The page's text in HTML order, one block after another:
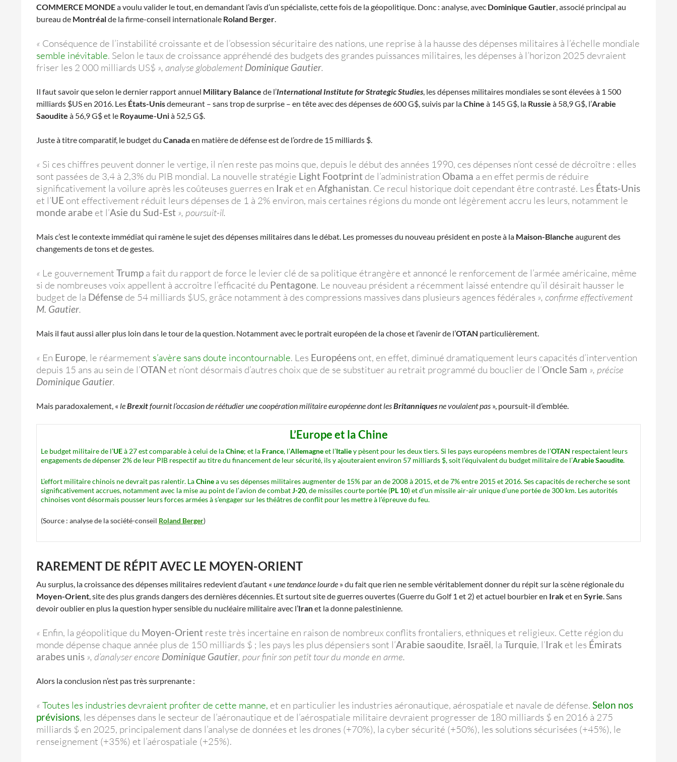
COMMERCE MONDEa voulu valider le tout, en demandant l’avis d’un spécialiste, cette fois de la géopolitique. Donc : analyse, avec Dominique Gautier, associé principal au
bureau de Montréalde la firme-conseil internationale Roland Berger.
« Conséquence de l’instabilité croissante et de l’obsession sécuritaire des nations, une reprise à la hausse des dépenses militaires à l’échelle mondiale
semble inévitable. Selon le taux de croissance appréhendé des budgets des grandes puissances militaires, les dépenses à l’horizon 2025 devraient
friser les 2 000 milliards US$ », analyse globalement Dominique Gautier.
Il faut savoir que selon le dernier rapport annuel Military Balance de l’International Institute for Strategic Studies, les dépenses militaires mondiales se sont élevées à 1 500
milliards $US en 2016. Les États-Unisdemeurant – sans trop de surprise – en tête avec des dépenses de 600 G$, suivis par laChine à 145 G$, la Russie à 58,9 G$, l’Arabie
Saoudite à 56,9 G$ et le Royaume-Unià 52,5 G$.
Juste à titre comparatif, le budget du Canadaen matière de défense est de l’ordre de 15 milliards $.
« Si ces chiffres peuvent donner le vertige, il n’en reste pas moins que, depuis le début des années 1990, ces dépenses n’ont cessé de décroître : elles
sont passées de 3,4 à 2,3% du PIB mondial. La nouvelle stratégie Light Footprint de l’administration Obama a en effet permis de réduire
significativement la voilure après les coûteuses guerres en Irak et en Afghanistan. Ce recul historique doit cependant être contrasté. Les États-Unis
et l’UE ont effectivement réduit leurs dépenses de 1 à 2% environ, mais certaines régions du monde ont légèrement accru les leurs, notamment le
monde arabe et l’Asie du Sud-Est », poursuit-il.
Mais c’est le contexte immédiat qui ramène le sujet des dépenses militaires dans le débat. Les promesses du nouveau président en poste à la Maison-Blanche augurent des
changements de tons et de gestes.
« Le gouvernement Trump a fait du rapport de force le levier clé de sa politique étrangère et annoncé le renforcement de l’armée américaine, même
si de nombreuses voix appellent à accroître l’efficacité du Pentagone. Le nouveau président a récemment laissé entendre qu’il désirait hausser le
budget de la Défense de 54 milliards $US, grâce notamment à des compressions massives dans plusieurs agences fédérales », confirme effectivement
M. Gautier.
Mais il faut aussi aller plus loin dans le tour de la question. Notamment avec le portrait européen de la chose et l’avenir de l’OTAN particulièrement.
« En Europe, le réarmement s’avère sans doute incontournable. Les Européens ont, en effet, diminué dramatiquement leurs capacités d’intervention
depuis 15 ans au sein de l’OTAN et n’ont désormais d’autres choix que de se substituer au retrait programmé du bouclier de l’Oncle Sam », précise
Dominique Gautier.
Mais paradoxalement, « leBrexitfournit l’occasion de réétudier une coopération militaire européenne dont lesBritanniquesne voulaient pas », poursuit-il d’emblée.
L’Europe et la Chine
Le budget militaire de l’UEà 27 est comparable à celui de laChine; et la France, l’Allemagneet l’Italiey pèsent pour les deux tiers. Si les pays européens membres de l’OTAN respectaient leurs
engagements de dépenser 2% de leur PIB respectif au titre du financement de leur sécurité, ils y ajouteraient environ 57 milliards $, soit l’équivalent du budget militaire de l’Arabie Saoudite.
L’effort militaire chinois ne devrait pas ralentir. LaChinea vu ses dépenses militaires augmenter de 15% par an de 2008 à 2015, et de 7% entre 2015 et 2016. Ses capacités de recherche se sont
significativement accrues, notamment avec la mise au point de l’avion de combatJ-20, de missiles courte portée (PL 10) et d’un missile air-air unique d’une portée de 300 km. Les autorités
chinoises vont désormais pousser leurs forces armées à s’engager sur les théâtres de conflit pour les mettre à l’épreuve du feu.
(Source : analyse de la société-conseil Roland Berger)
RAREMENT DE RÉPIT AVEC LE MOYEN-ORIENT
Au surplus, la croissance des dépenses militaires redevient d’autant « une tendance lourde » du fait que rien ne semble véritablement donner du répit sur la scène régionale du
Moyen-Orient, site des plus grands dangers des dernières décennies. Et surtout site de guerres ouvertes (Guerre du Golf 1 et 2) et actuel bourbier en Iraket en Syrie. Sans
devoir oublier en plus la question hyper sensible du nucléaire militaire avec l’Iranet la donne palestinienne.
« Enfin, la géopolitique du Moyen-Orient reste très incertaine en raison de nombreux conflits frontaliers, ethniques et religieux. Cette région du
monde dépense chaque année plus de 150 milliards $ ; les pays les plus dépensiers sont l’Arabie saoudite, Israël, la Turquie, l’Irak et les Émirats
arabes unis », d’analyser encore Dominique Gautier, pour finir son petit tour du monde en arme.
Alors la conclusion n’est pas très surprenante :
« Toutes les industries devraient profiter de cette manne, et en particulier les industries aéronautique, aérospatiale et navale de défense. Selon nos
prévisions, les dépenses dans le secteur de l’aéronautique et de l’aérospatiale militaire devraient progresser de 180 milliards $ en 2016 à 275
milliards $ en 2025, principalement dans l’analyse de données et les drones (+70%), la cyber sécurité (+50%), les solutions sécurisées (+45%), le
renseignement (+35%) et l’aérospatiale (+25%).